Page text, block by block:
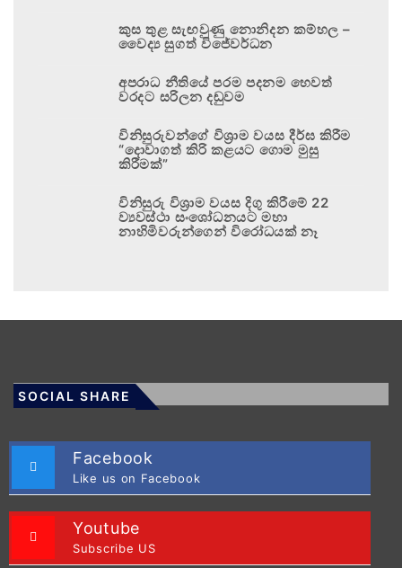
කුස තුළ සැඟවුණු නොනිදන කම්හල –
වෛද්‍ය සුගත් විජේවර්ධන
අපරාධ නීතියේ පරම පදනම හෙවත්
වරදට සරිලන දඬුවම
විනිසුරුවන්ගේ විශ්‍රාම වයස දීර්ඝ කිරීම
“දොවාගත් කිරි කළයට ගොම මුසු
කිරීමක්”
විනිසුරු විශ්‍රාම වයස දිගු කිරීමේ 22
ව්‍යවස්ථා සංශෝධනයට මහා
නාහිමිවරුන්ගෙන් විරෝධයක් නෑ
SOCIAL SHARE
Facebook
Like us on Facebook
Youtube
Subscribe US